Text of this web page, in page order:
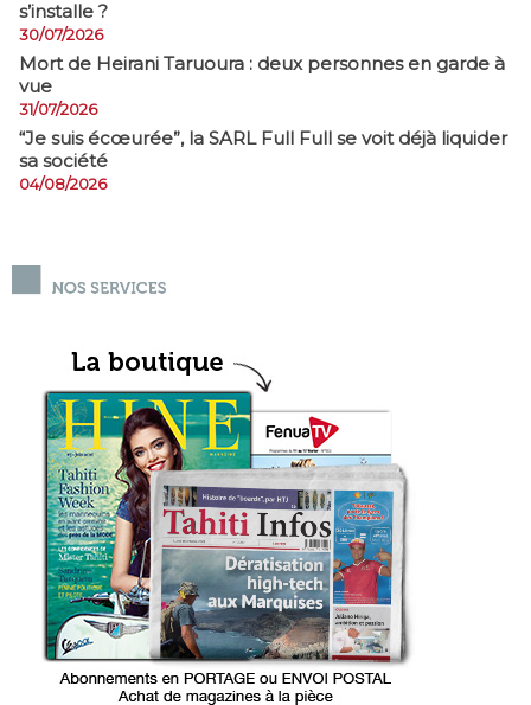
s’installe ?
30/07/2026
Mort de Heirani Taruoura : deux personnes en garde à
vue
31/07/2026
​“Je suis écœurée”, la SARL Full Full se voit déjà liquider
sa société
04/08/2026